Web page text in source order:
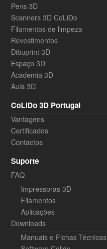
Pens 3D
Scanners 3D CoLiDo
Filamentos de limpeza
Revestimentos
Dibuprint 3D
Espaço 3D
Academia 3D
Aula 3D
CoLiDo 3D Portugal
Vantagens
Certificados
Contactos
Suporte
FAQ
Impressoras 3D
Filamentos
Aplicações
Downloads
Manuais e Fichas Técnicas